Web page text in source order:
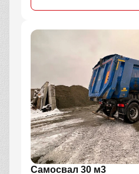
Самосвал 30 м3